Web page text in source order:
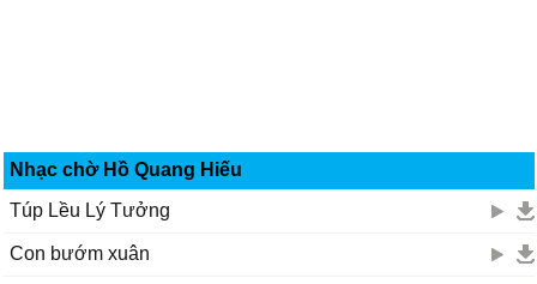
Nhạc chờ Hồ Quang Hiếu
Túp Lều Lý Tưởng
Con bướm xuân